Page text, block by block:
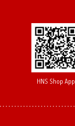
HNS Shop App